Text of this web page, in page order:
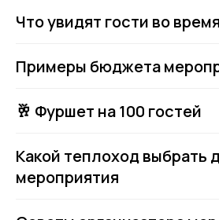
Что увидят гости во
Примеры бюджета
🥂 Фуршет на 100 гостей
Какой теплоход выбрать
мероприятия
Покровский
ИП Зимин Дмитрий Вячеславович
Пользовательское соглашение